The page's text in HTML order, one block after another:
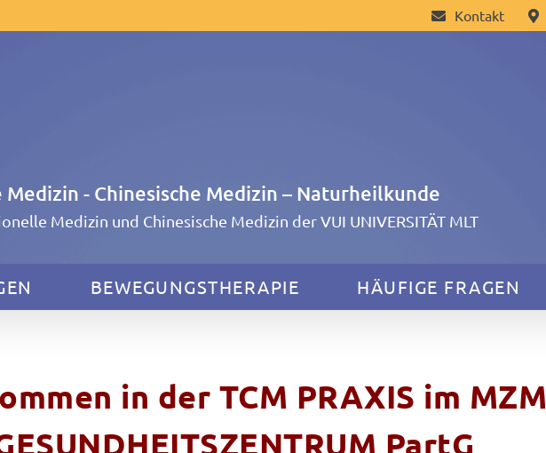
Kontakt
- Chinesische Medizin – Naturheilkunde
Medizin und Chinesische Medizin der VUI UNIVERSITÄT MLT
BEWEGUNGSTHERAPIE HÄUFIGE FRAGEN
in der TCM PRAXIS im MZM
PartG